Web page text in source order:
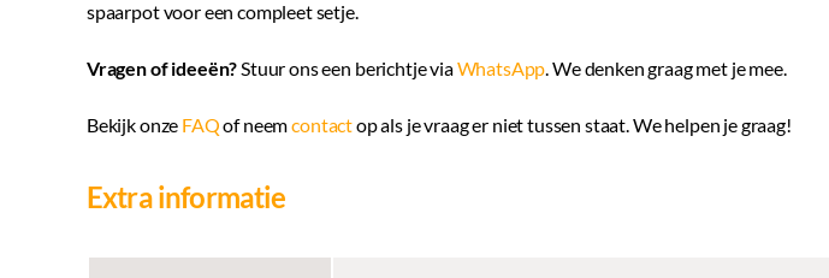
spaarpot voor een compleet setje.
Vragen of ideeën? Stuur ons een berichtje viaWhatsApp . We denken graag met je mee.
Bekijk onze FAQof neemcontactop als je vraag er niet tussen staat. We helpen je graag!
Extra informatie